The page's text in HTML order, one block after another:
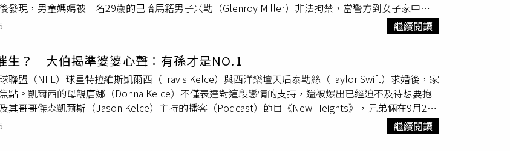
「下禮拜就要開庭了，我不是無情，我不是報復，為了孩子我低頭我忍受，我整整原諒了4次」、
、替自己著想，只有堅強的媽媽才有快樂的小孩」。貼文曝光後，不少網友紛紛在底下留言，「人渣
堅強，為孩子勇敢站起來」、「人變了心，10頭牛都拉不回來」、「2個都是軍人，直接鬧到軍中，
、「軍眷不好當，我也是軍眷，平常都要顧3個孩子，真的真的很辛苦」、「你該等所有一切財產都
階段先保護自己，蒐集對自己有利的證據，以便開庭」。
發現，男童媽媽被一名29歲的巴哈馬籍男子米勒（Glenroy Miller）非法拘禁，當警方到女子家中
而警員要求與女子談話，她從臥室出來，臉上有瘀青，心情顯得很沮喪。米勒被指控在整晚多次襲擊
腳踢她，力度足以打斷兩根肋骨，並刺破她的肺部。警方指出，媽媽不敢當面求救，因此她寫下便條並
出，米勒把女子打傷後，本來想帶她就醫，但擔心自己會入獄，所以乾脆把她關在家中虐待。◎尊重
打113、110。
繼續閱讀
生？ 大伯揭準婆婆心聲：有孫才是NO.1
聯盟（NFL）球星特拉維斯凱爾西（Travis Kelce）與西洋樂壇天后泰勒絲（Taylor Swift）求婚後，家
點。凱爾西的母親唐娜（Donna Kelce）不僅表達對這段戀情的支持，還被爆出已經迫不及待想要抱
其哥哥傑森凱爾斯（Jason Kelce）主持的播客（Podcast）節目《New Heights》，兄弟倆在9月22
昂桑德斯（Deion Sanders）聊到父母對子女的關愛排序。傑森笑說，「我知道媽媽一直把特拉維斯
特拉維斯立刻插話，稱此情況已改變，「現在媽媽心中傑森才是第一，因為他有小孩。」報導稱，傑森
繼續閱讀